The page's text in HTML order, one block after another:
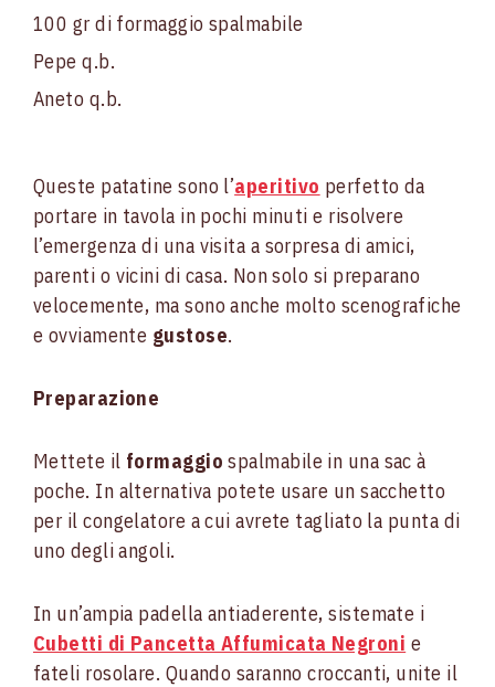
100 gr di formaggio spalmabile
Pepe q.b.
Aneto q.b.
Queste patatine sono l’aperitivo perfetto da
portare in tavola in pochi minuti e risolvere
l’emergenza di una visita a sorpresa di amici,
parenti o vicini di casa. Non solo si preparano
velocemente, ma sono anche molto scenografiche
e ovviamente gustose.
Preparazione
Mettete il formaggio spalmabile in una sac à
poche. In alternativa potete usare un sacchetto
per il congelatore a cui avrete tagliato la punta di
uno degli angoli.
In un’ampia padella antiaderente, sistemate i
Cubetti di Pancetta Affumicata Negroni e
fateli rosolare. Quando saranno croccanti, unite il